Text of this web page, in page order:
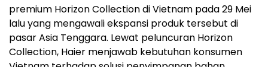
premium Horizon Collection di Vietnam pada 29 Mei
lalu yang mengawali ekspansi produk tersebut di
pasar Asia Tenggara. Lewat peluncuran Horizon
Collection, Haier menjawab kebutuhan konsumen